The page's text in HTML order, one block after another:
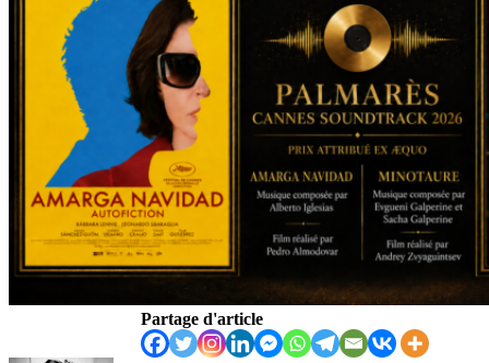
Partage d'article